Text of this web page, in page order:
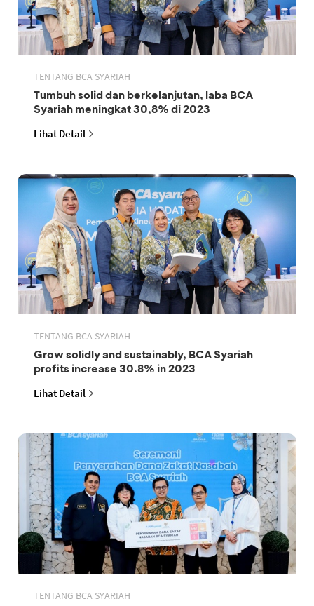
TENTANG BCA SYARIAH
Tumbuh solid dan berkelanjutan, laba BCA
Syariah meningkat 30,8% di 2023
Lihat Detail
TENTANG BCA SYARIAH
Grow solidly and sustainably, BCA Syariah
profits increase 30.8% in 2023
Lihat Detail
TENTANG BCA SYARIAH